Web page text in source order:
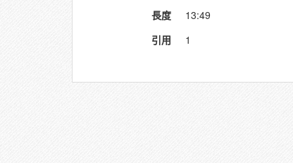
長度
13:49
引用
1